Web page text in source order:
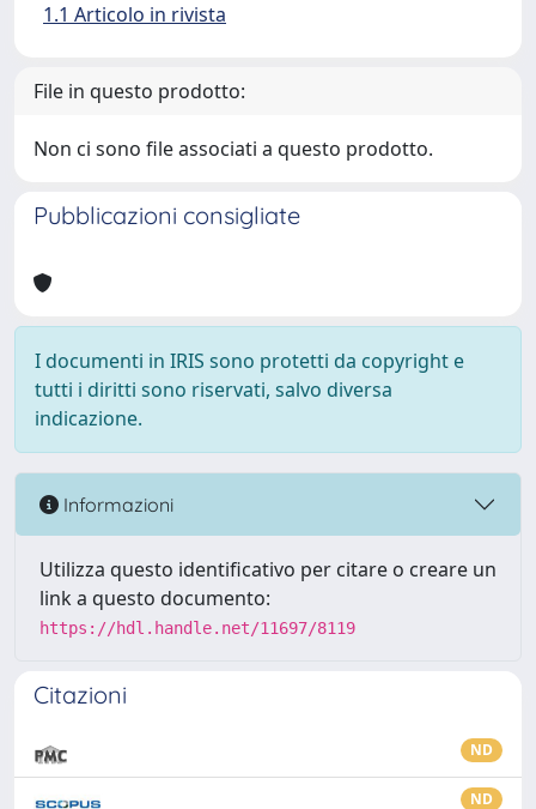
1.1 Articolo in rivista
File in questo prodotto:
Non ci sono file associati a questo prodotto.
Pubblicazioni consigliate
I documenti in IRIS sono protetti da copyright e
tutti i diritti sono riservati, salvo diversa
indicazione.
Informazioni
Utilizza questo identificativo per citare o creare un
link a questo documento:
https://hdl.handle.net/11697/8119
Citazioni
ND
ND